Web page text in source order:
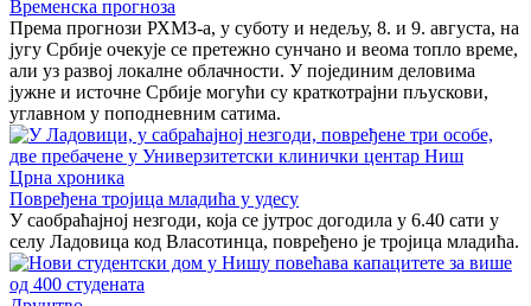
Временска прогноза
Према прогнози РХМЗ-а, у суботу и недељу, 8. и 9. августа, на
југу Србије очекује се претежно сунчано и веома топло време,
али уз развој локалне облачности. У појединим деловима
јужне и источне Србије могући су краткотрајни пљускови,
углавном у поподневним сатима.
Црна хроника
Повређена тројица младића у удесу
У саобраћајној незгоди, која се јутрос догодила у 6.40 сати у
селу Ладовица код Власотинца, повређено је тројица младића.